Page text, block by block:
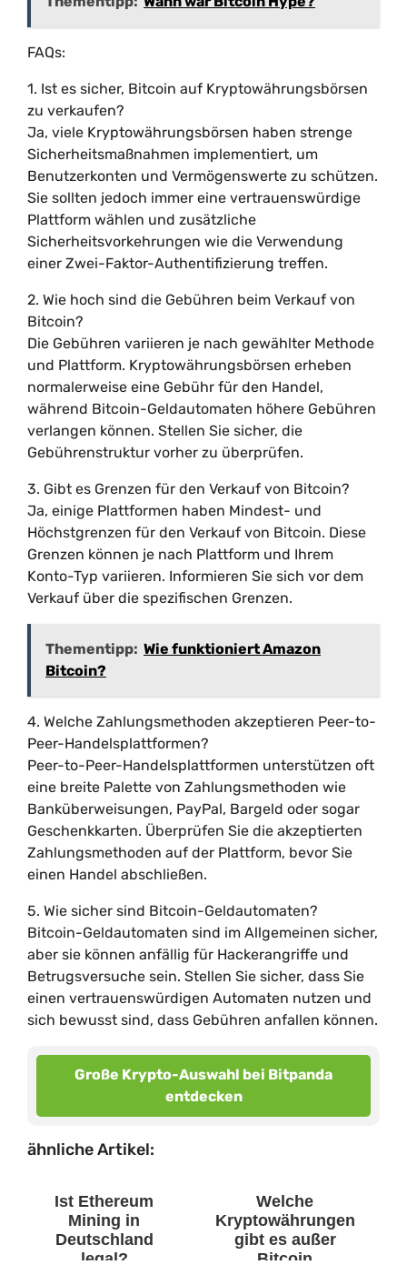
FAQs:
1. Ist es sicher, Bitcoin auf Kryptowährungsbörsen
zu verkaufen?
Ja, viele Kryptowährungsbörsen haben strenge
Sicherheitsmaßnahmen implementiert, um
Benutzerkonten und Vermögenswerte zu schützen.
Sie sollten jedoch immer eine vertrauenswürdige
Plattform wählen und zusätzliche
Sicherheitsvorkehrungen wie die Verwendung
einer Zwei-Faktor-Authentifizierung treffen.
2. Wie hoch sind die Gebühren beim Verkauf von
Bitcoin?
Die Gebühren variieren je nach gewählter Methode
und Plattform. Kryptowährungsbörsen erheben
normalerweise eine Gebühr für den Handel,
während Bitcoin-Geldautomaten höhere Gebühren
verlangen können. Stellen Sie sicher, die
Gebührenstruktur vorher zu überprüfen.
3. Gibt es Grenzen für den Verkauf von Bitcoin?
Ja, einige Plattformen haben Mindest- und
Höchstgrenzen für den Verkauf von Bitcoin. Diese
Grenzen können je nach Plattform und Ihrem
Konto-Typ variieren. Informieren Sie sich vor dem
Verkauf über die spezifischen Grenzen.
Thementipp: Wie funktioniert Amazon
Bitcoin?
4. Welche Zahlungsmethoden akzeptieren Peer-to-
Peer-Handelsplattformen?
Peer-to-Peer-Handelsplattformen unterstützen oft
eine breite Palette von Zahlungsmethoden wie
Banküberweisungen, PayPal, Bargeld oder sogar
Geschenkkarten. Überprüfen Sie die akzeptierten
Zahlungsmethoden auf der Plattform, bevor Sie
einen Handel abschließen.
5. Wie sicher sind Bitcoin-Geldautomaten?
Bitcoin-Geldautomaten sind im Allgemeinen sicher,
aber sie können anfällig für Hackerangriffe und
Betrugsversuche sein. Stellen Sie sicher, dass Sie
einen vertrauenswürdigen Automaten nutzen und
sich bewusst sind, dass Gebühren anfallen können.
Große Krypto-Auswahl bei Bitpanda
entdecken
ähnliche Artikel:
Ist Ethereum
Mining in
Deutschland
legal?
Welche
Kryptowährungen
gibt es außer
Bitcoin